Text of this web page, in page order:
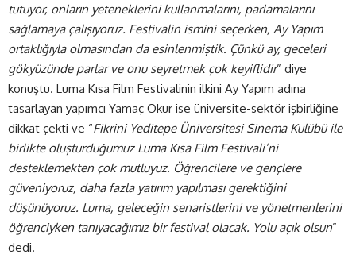
tutuyor, onların yeteneklerini kullanmalarını, parlamalarını
sağlamaya çalışıyoruz. Festivalin ismini seçerken, Ay Yapım
ortaklığıyla olmasından da esinlenmiştik. Çünkü ay, geceleri
gökyüzünde parlar ve onu seyretmek çok keyiflidir” diye
konuştu. Luma Kısa Film Festivalinin ilkini Ay Yapım adına
tasarlayan yapımcı Yamaç Okur ise üniversite-sektör işbirliğine
dikkat çekti ve “Fikrini Yeditepe Üniversitesi Sinema Kulübü ile
birlikte oluşturduğumuz Luma Kısa Film Festivali’ni
desteklemekten çok mutluyuz. Öğrencilere ve gençlere
güveniyoruz, daha fazla yatırım yapılması gerektiğini
düşünüyoruz. Luma, geleceğin senaristlerini ve yönetmenlerini
öğrenciyken tanıyacağımız bir festival olacak. Yolu açık olsun”
dedi.